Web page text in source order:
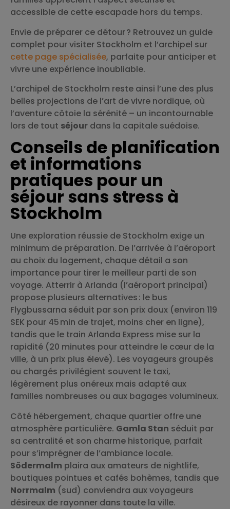
accessible de cette escapade hors du temps.
Envie de préparer ce détour ? Retrouvez un guide
complet pour visiter Stockholm et l’archipel sur
cette page spécialisée, parfaite pour anticiper et
vivre une expérience inoubliable.
L’archipel de Stockholm reste ainsi l’une des plus
belles projections de l’art de vivre nordique, où
l’aventure côtoie la sérénité – un incontournable
lors de tout séjour dans la capitale suédoise.
Conseils de planification
et informations
pratiques pour un
séjour sans stress à
Stockholm
Une exploration réussie de Stockholm exige un
minimum de préparation. De l’arrivée à l’aéroport
au choix du logement, chaque détail a son
importance pour tirer le meilleur parti de son
voyage. Atterrir à Arlanda (l’aéroport principal)
propose plusieurs alternatives : le bus
Flygbussarna séduit par son prix doux (environ 119
SEK pour 45 min de trajet, moins cher en ligne),
tandis que le train Arlanda Express mise sur la
rapidité (20 minutes pour atteindre le cœur de la
ville, à un prix plus élevé). Les voyageurs groupés
ou chargés privilégient souvent le taxi,
légèrement plus onéreux mais adapté aux
familles nombreuses ou aux bagages volumineux.
Côté hébergement, chaque quartier offre une
atmosphère particulière. Gamla Stan séduit par
sa centralité et son charme historique, parfait
pour s’imprégner de l’ambiance locale.
Södermalm plaira aux amateurs de nightlife,
boutiques pointues et cafés bohèmes, tandis que
Norrmalm (sud) conviendra aux voyageurs
désireux de rayonner dans toute la ville.